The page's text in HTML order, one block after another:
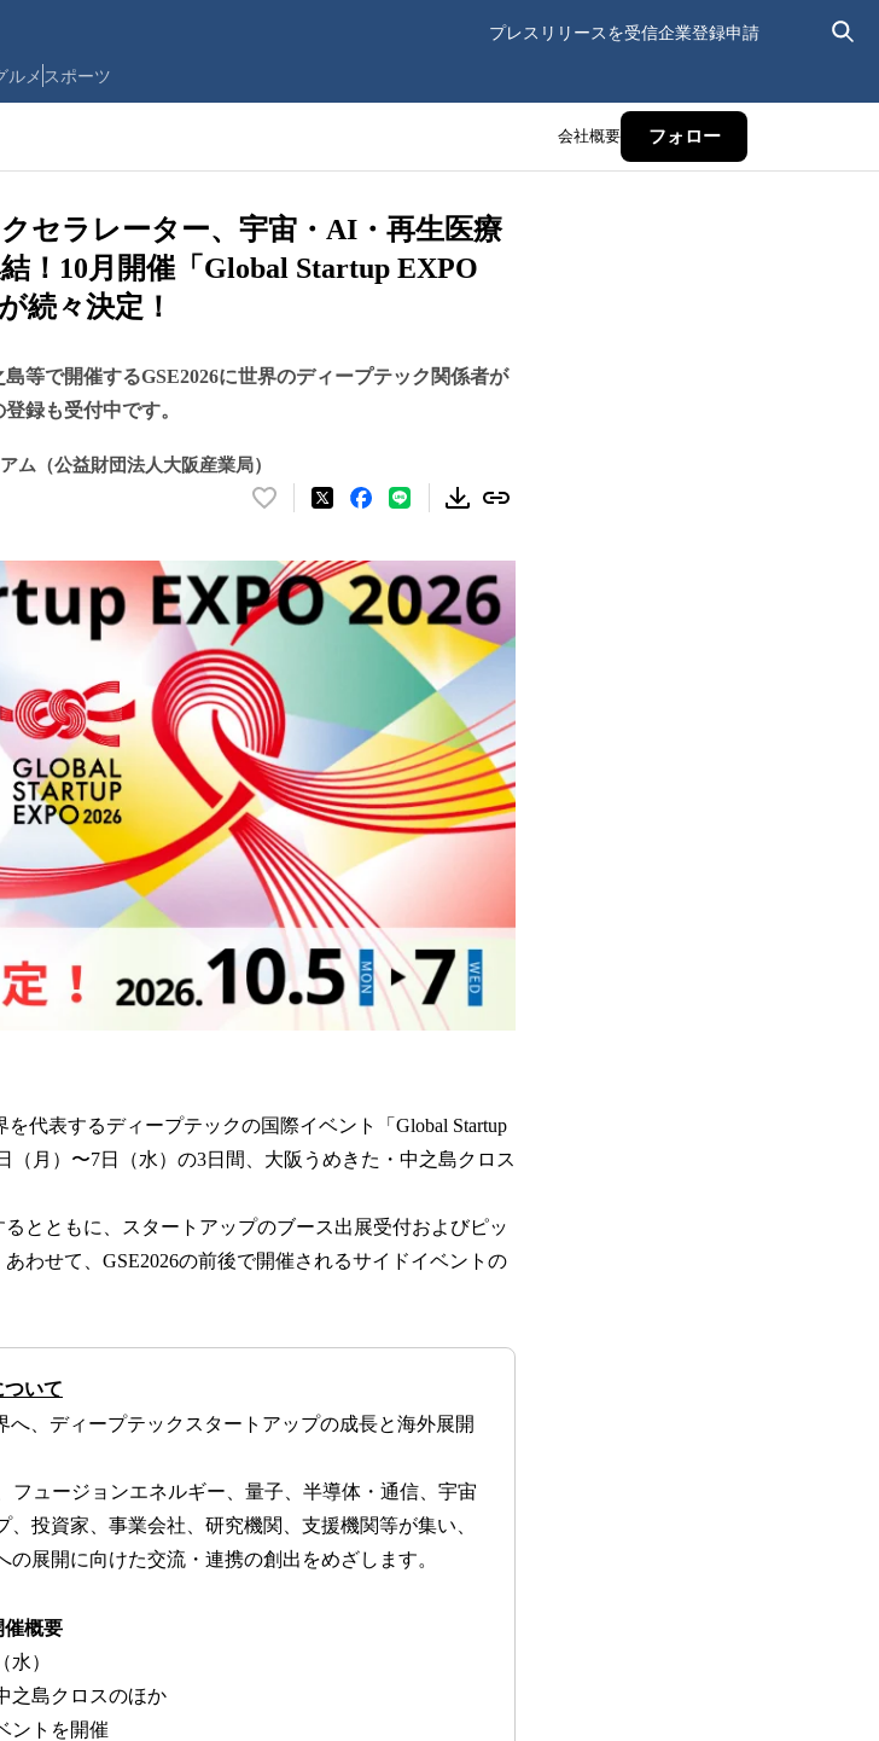
プレスリリースを受信企業登録申請
ルメ スポーツ
会社概要 フォロー
セラレーター、宇宙・AI・再生医療
！10月開催「Global Startup EXPO
続々決定！
等で開催するGSE2026に世界のディープテック関係者が
録も受付中です。
ム（公益財団法人大阪産業局）
い
ね
！
数
読
み
込
み
中
で
す
を代表するディープテックの国際イベント「Global Startup
（月）〜7日（水）の3日間、大阪うめきた・中之島クロス
とともに、スタートアップのブース出展受付およびピッ
わせて、GSE2026の前後で開催されるサイドイベントの
ついて
へ、ディープテックスタートアップの成長と海外展開
ュージョンエネルギー、量子、半導体・通信、宇宙
投資家、事業会社、研究機関、支援機関等が集い、
展開に向けた交流・連携の創出をめざします。
催概要
水）
之島クロスのほか
トを開催